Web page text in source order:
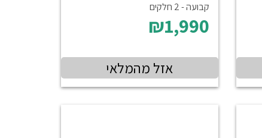
קבועה - 2 חלקים
₪1,990
אזל מהמלאי